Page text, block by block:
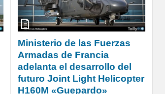
Ministerio de las Fuerzas
Armadas de Francia
adelanta el desarrollo del
futuro Joint Light Helicopter
H160M «Guepardo»